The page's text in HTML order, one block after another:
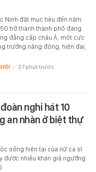
Ninh đặt mục tiêu đến năm
trở thành thành phố đáng
đẳng cấp châu Á, một cực
trưởng năng động, hiện đại,
- 27 phút trước
nghỉ hát 10
an nhàn ở biệt thự
sống hiện tại của nữ ca sĩ
được nhiều khán giả ngưỡng